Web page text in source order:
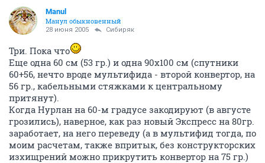
Manul
Манул обыкновенный
28 июня 2005 Сибиряк
Три. Пока что
Еще одна 60 см (53 гр.) и одна 90х100 см (спутники
60+56, нечто вроде мультифида - второй конвертор, на
56 гр., кабельными стяжками к центральному
притянут).
Когда Нурлан на 60-м градусе закодируют (в августе
грозились), наверное, как раз новый Экспресс на 80гр.
заработает, на него переведу (а в мультифид тогда, по
моим расчетам, также впритык, без конструкторских
изхищрений можно прикрутить конвертор на 75 гр.)